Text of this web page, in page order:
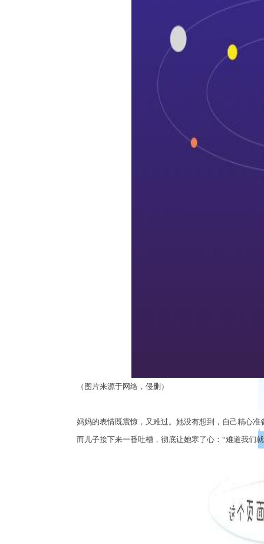
（图片来源于网络，侵删）
妈妈的表情既震惊，又难过。她没有想到，自己精心
而儿子接下来一番吐槽，彻底让她寒了心： “难道我们